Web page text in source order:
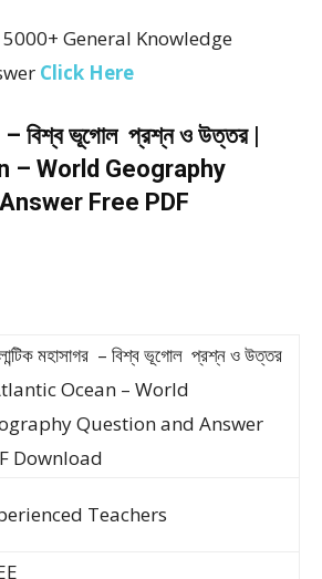
| 5000+ General Knowledge
Click Here
– বিশ্ব ভূগোল প্রশ্ন ও উত্তর |
– World Geography
Free PDF
মহাসাগর – বিশ্ব ভূগোল প্রশ্ন ও উত্তর
Ocean – World
Question and Answer
Download
Teachers